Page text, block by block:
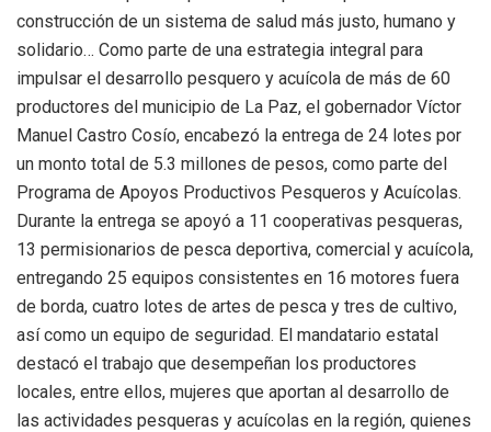
construcción de un sistema de salud más justo, humano y
solidario… Como parte de una estrategia integral para
impulsar el desarrollo pesquero y acuícola de más de 60
productores del municipio de La Paz, el gobernador Víctor
Manuel Castro Cosío, encabezó la entrega de 24 lotes por
un monto total de 5.3 millones de pesos, como parte del
Programa de Apoyos Productivos Pesqueros y Acuícolas.
Durante la entrega se apoyó a 11 cooperativas pesqueras,
13 permisionarios de pesca deportiva, comercial y acuícola,
entregando 25 equipos consistentes en 16 motores fuera
de borda, cuatro lotes de artes de pesca y tres de cultivo,
así como un equipo de seguridad. El mandatario estatal
destacó el trabajo que desempeñan los productores
locales, entre ellos, mujeres que aportan al desarrollo de
las actividades pesqueras y acuícolas en la región, quienes